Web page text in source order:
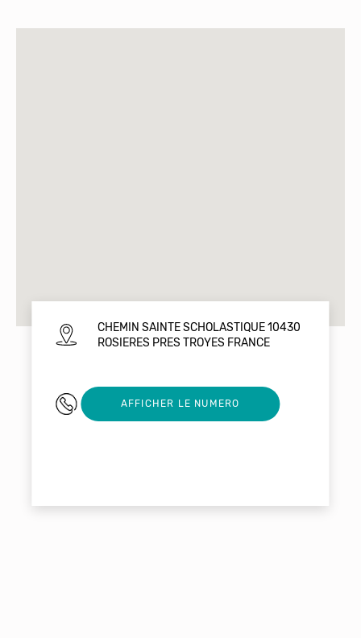
CHEMIN SAINTE SCHOLASTIQUE 10430
ROSIERES PRES TROYES FRANCE
03 25 82 00 65
AFFICHER LE NUMERO